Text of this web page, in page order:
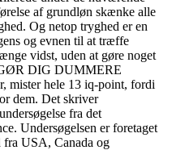
af grundløn skænke alle
Og netop tryghed er en
og evnen til at træffe
vidst, uden at gøre noget
DIG DUMMERE
mister hele 13 iq-point, fordi
dem. Det skriver
fra det
Undersøgelsen er foretaget
fra USA, Canada og